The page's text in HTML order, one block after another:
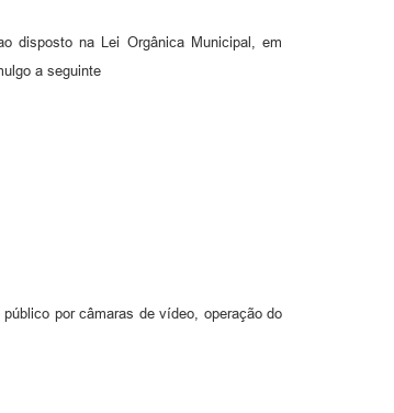
disposto na Lei Orgânica Municipal, em
a seguinte
por câmaras de vídeo, operação do